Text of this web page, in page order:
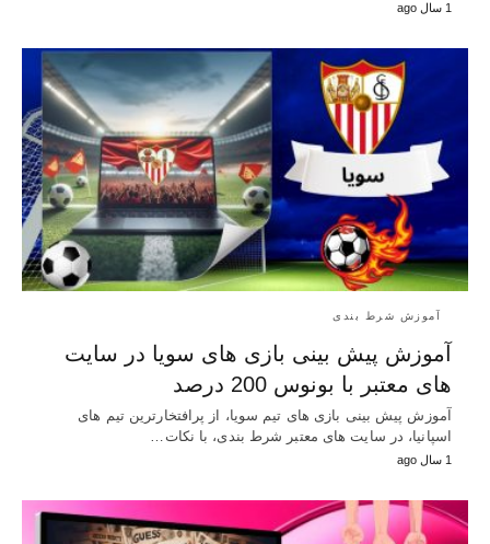
1 سال ago
آموزش شرط بندی
آموزش پیش بینی بازی های سویا در سایت
های معتبر با بونوس 200 درصد
آموزش پیش بینی بازی های تیم سویا، از پرافتخارترین تیم های
اسپانیا، در سایت های معتبر شرط بندی، با نکات…
1 سال ago